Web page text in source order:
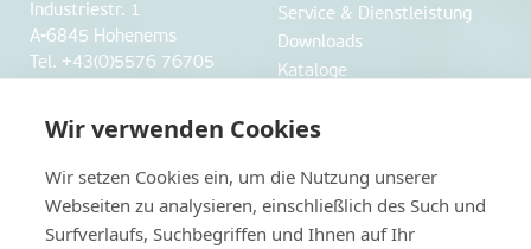
Wir verwenden Cookies
Wir setzen Cookies ein, um die Nutzung unserer
Webseiten zu analysieren, einschließlich des Such und
Surfverlaufs, Suchbegriffen und Ihnen auf Ihr
Industriestr. 1
A-6845 Hohenems
Tel. +43(0)5576 76705
Service & Dienstleistung
Downloads
Kataloge
Unternehmen
über uns
Anfahrt und Öffnungszeiten
Webshop